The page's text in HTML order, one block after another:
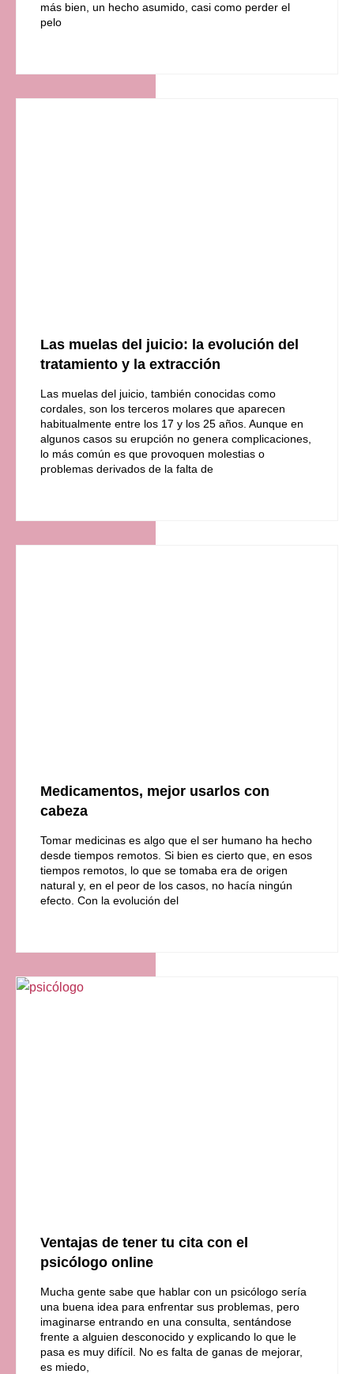
más bien, un hecho asumido, casi como perder el
pelo
Las muelas del juicio: la evolución del
tratamiento y la extracción
Las muelas del juicio, también conocidas como
cordales, son los terceros molares que aparecen
habitualmente entre los 17 y los 25 años. Aunque en
algunos casos su erupción no genera complicaciones,
lo más común es que provoquen molestias o
problemas derivados de la falta de
Medicamentos, mejor usarlos con
cabeza
Tomar medicinas es algo que el ser humano ha hecho
desde tiempos remotos. Si bien es cierto que, en esos
tiempos remotos, lo que se tomaba era de origen
natural y, en el peor de los casos, no hacía ningún
efecto. Con la evolución del
Ventajas de tener tu cita con el
psicólogo online
Mucha gente sabe que hablar con un psicólogo sería
una buena idea para enfrentar sus problemas, pero
imaginarse entrando en una consulta, sentándose
frente a alguien desconocido y explicando lo que le
pasa es muy difícil. No es falta de ganas de mejorar,
es miedo,